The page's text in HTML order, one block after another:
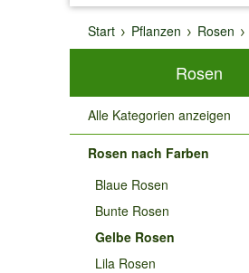
↓
↓
Start
Pflanzen Rosen
Rosen
Alle Kategorien anzeigen
Rosen nach Farben
Blaue Rosen
Bunte Rosen
Gelbe Rosen
Lila Rosen